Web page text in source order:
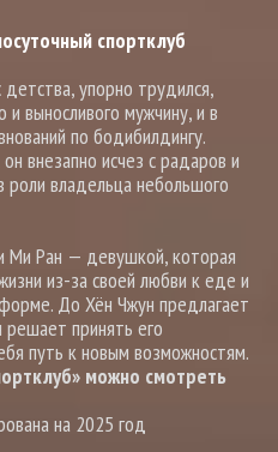
спортклуб
упорно трудился,
и выносливого мужчину, и в
по бодибилдингу.
внезапно исчез с радаров и
роли владельца небольшого
Ми Ран — девушкой, которая
из-за своей любви к еде и
До Хён Чжун предлагает
принять его
путь к новым возможностям.
можно смотреть
на 2025 год